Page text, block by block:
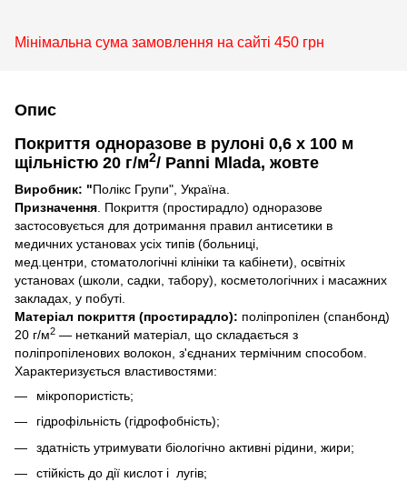
Мінімальна сума замовлення на сайті 450 грн
Опис
Покриття одноразове в рулоні 0,6 х 100 м
щільністю 20 г/м2/ Panni Mladа, жовте
Виробник: "Полікс Групи", Україна.
Призначення . Покриття (простирадло) одноразове
застосовується для дотримання правил антисетики в
медичних установах усіх типів (больниці,
мед.центри, стоматологічні клініки та кабінети), освітніх
установах (школи, садки, табору), косметологічних і масажних
закладах, у побуті.
Матеріал покриття (простирадло): поліпропілен (спанбонд)
20 г/м2 — нетканий матеріал, що складається з
поліпропіленових волокон, з'єднаних термічним способом.
Характеризується властивостями:
мікропористість;
гідрофільність (гідрофобність);
здатність утримувати біологічно активні рідини, жири;
стійкість до дії кислот і лугів;